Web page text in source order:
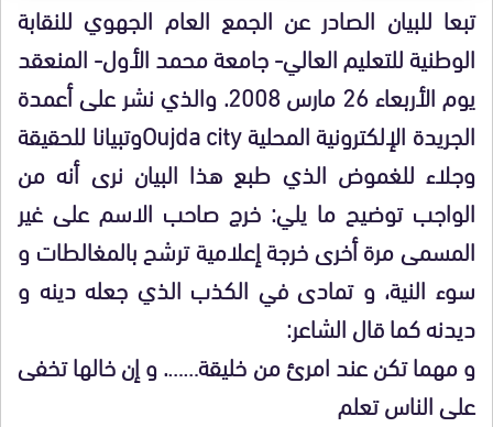
تبعا للبيان الصادر عن الجمع العام الجهوي للنقابة
الوطنية للتعليم العالي- جامعة محمد الأول- المنعقد
يوم الأربعاء 26 مارس 2008. والذي نشر على أعمدة
الجريدة الإلكترونية المحلية Oujda cityوتبيانا للحقيقة
وجلاء للغموض الذي طبع هذا البيان نرى أنه من
الواجب توضيح ما يلي: خرج صاحب الاسم على غير
المسمى مرة أخرى خرجة إعلامية ترشح بالمغالطات و
سوء النية، و تمادى في الكذب الذي جعله دينه و
ديدنه كما قال الشاعر:
و مهما تكن عند امرئ من خليقة……. و إن خالها تخفى
على الناس تعلم